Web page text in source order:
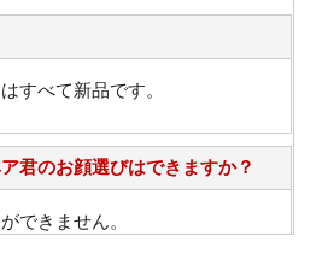
すべて新品です。
君のお顔選びはできますか？
できません。